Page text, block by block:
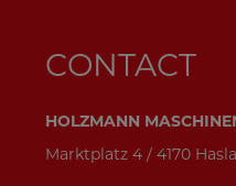
CONTACT
HOLZMANN
Marktplatz 4 / 4170